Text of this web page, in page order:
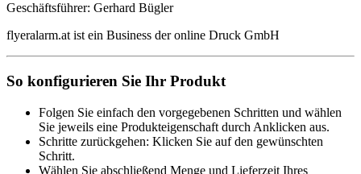
Geschäftsführer: Gerhard Bügler
flyeralarm.at ist ein Business der online Druck GmbH
So konfigurieren Sie Ihr Produkt
Folgen Sie einfach den vorgegebenen Schritten und wählen
Sie jeweils eine Produkteigenschaft durch Anklicken aus.
Schritte zurückgehen: Klicken Sie auf den gewünschten
Schritt.
Wählen Sie abschließend Menge und Lieferzeit Ihres